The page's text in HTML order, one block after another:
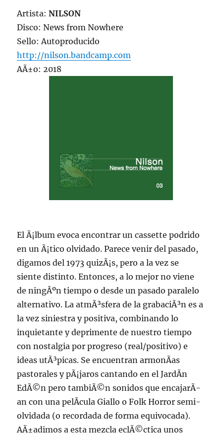
Artista:NILSON
Disco: News from Nowhere
Sello: Autoproducido
http://nilson.bandcamp.com
AÃ±o: 2018
El Ã¡lbum evoca encontrar un cassette podrido
en un Ã¡tico olvidado. Parece venir del pasado,
digamos del 1973 quizÃ¡s, pero a la vez se
siente distinto. Entonces, a lo mejor no viene
de ningÃºn tiempo o desde un pasado paralelo
alternativo. La atmÃ³sfera de la grabaciÃ³n es a
la vez siniestra y positiva, combinando lo
inquietante y deprimente de nuestro tiempo
con nostalgia por progreso (real/positivo) e
ideas utÃ³picas. Se encuentran armonÃ­as
pastorales y pÃ¡jaros cantando en el JardÃ­n
EdÃ©n pero tambiÃ©n sonidos que encajarÃ­
an con una pelÃ­cula Giallo o Folk Horror semi-
olvidada (o recordada de forma equivocada).
AÃ±adimos a esta mezcla eclÃ©ctica unos